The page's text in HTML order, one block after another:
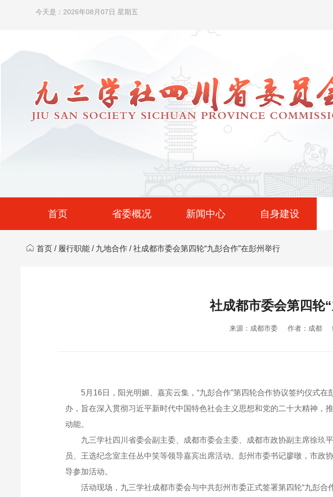
今天是：2026年08月07日 星期五
首页 省委概况 新闻中心 自身建设
首页 / 履行职能 / 九地合作 / 社成都市委会第四轮“九彭合作”在彭州举行
社成都市委会第四轮
来源：成都市委 作者：成都
5月16日，阳光明媚、嘉宾云集，“九彭合作”第四轮合作协议签约仪式
办，旨在深入贯彻习近平新时代中国特色社会主义思想和党的二十大精神
动能。
九三学社四川省委会副主委、成都市委会主委、成都市政协副主席徐玖
员、王选纪念室主任丛中笑等领导嘉宾出席活动。彭州市委书记廖暾，市
导参加活动。
活动现场，九三学社成都市委会与中共彭州市委正式签署第四轮“九彭